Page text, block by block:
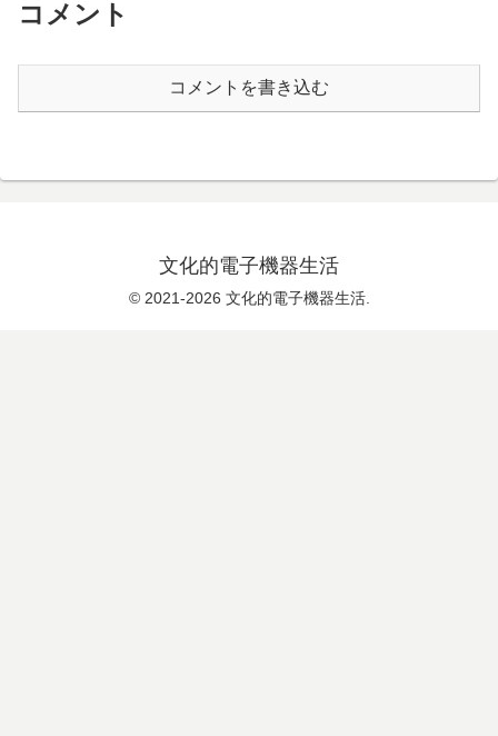
コメント
コメントを書き込む
文化的電子機器生活
© 2021-2026 文化的電子機器生活.